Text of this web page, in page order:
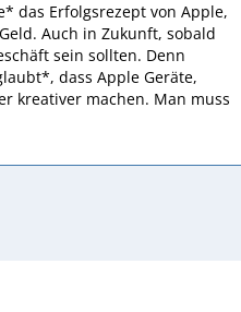
das Erfolgsrezept von Apple,
Auch in Zukunft, sobald
sein sollten. Denn
dass Apple Geräte,
kreativer machen. Man muss